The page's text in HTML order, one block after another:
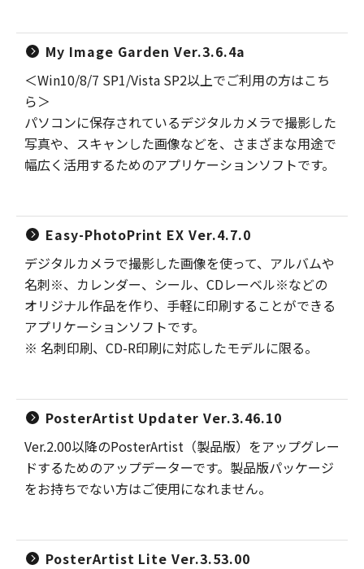
My Image Garden Ver.3.6.4a
＜Win10/8/7 SP1/Vista SP2以上でご利用の方はこち
ら＞
パソコンに保存されているデジタルカメラで撮影した
写真や、スキャンした画像などを、さまざまな用途で
幅広く活用するためのアプリケーションソフトです。
Easy-PhotoPrint EX Ver.4.7.0
デジタルカメラで撮影した画像を使って、アルバムや
名刺※、カレンダー、シール、CDレーベル※などの
オリジナル作品を作り、手軽に印刷することができる
アプリケーションソフトです。
※ 名刺印刷、CD-R印刷に対応したモデルに限る。
PosterArtist Updater Ver.3.46.10
Ver.2.00以降のPosterArtist（製品版）をアップグレー
ドするためのアップデーターです。製品版パッケージ
をお持ちでない方はご使用になれません。
PosterArtist Lite Ver.3.53.00